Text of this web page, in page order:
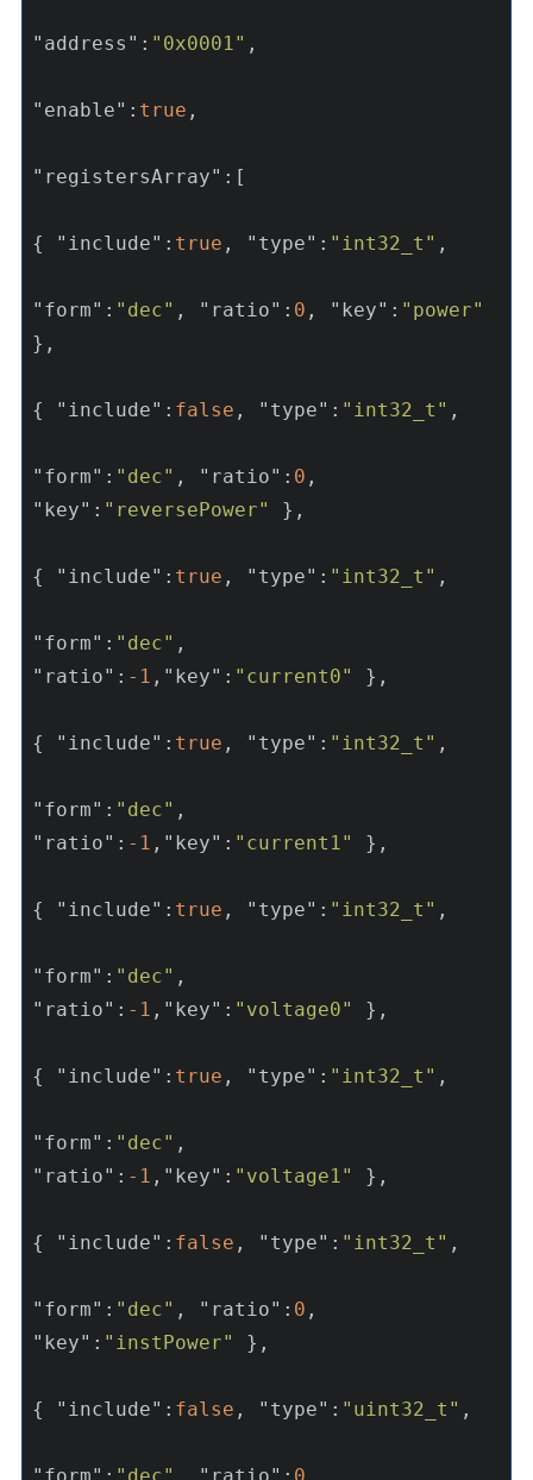
"address" : "0x0001" ,
"enable" : true ,
"registersArray" :[
{ "include" : true , "type" : "int32_t" ,
"form" : "dec" , "ratio" : 0 , "key" : "power"
},
{ "include" : false , "type" : "int32_t" ,
"form" : "dec" , "ratio" : 0
"key" : "reversePower" },
{ "include" : true , "type" : "int32_t" ,
"form" : "dec"
"ratio" : -1 , "key" : "current0" },
{ "include" : true , "type" : "int32_t" ,
"form" : "dec"
"ratio" : -1 , "key" : "current1" },
{ "include" : true , "type" : "int32_t" ,
"form" : "dec"
"ratio" : -1 , "key" : "voltage0" },
{ "include" : true , "type" : "int32_t" ,
"form" : "dec"
"ratio" : -1 , "key" : "voltage1" },
{ "include" : false , "type" : "int32_t" ,
"form" : "dec" , "ratio" : 0
"key" : "instPower" },
{ "include" : false , "type" : "uint32_t" ,